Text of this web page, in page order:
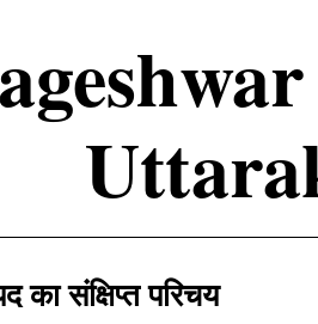
संक्षिप्त परिचय